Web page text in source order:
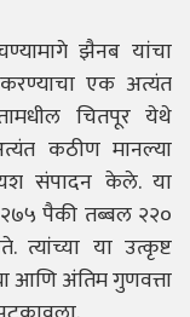
झैनब यांचा
एक अत्यंत
चितपूर येथे
कठीण मानल्या
यश संपादन केले. या
२७५ पैकी तब्बल २२०
या उत्कृष्ट
आणि अंतिम गुणवत्ता